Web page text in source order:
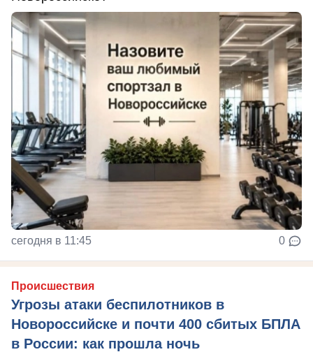
сегодня в 11:45 0
Происшествия
Угрозы атаки беспилотников в
Новороссийске и почти 400 сбитых БПЛА
в России: как прошла ночь